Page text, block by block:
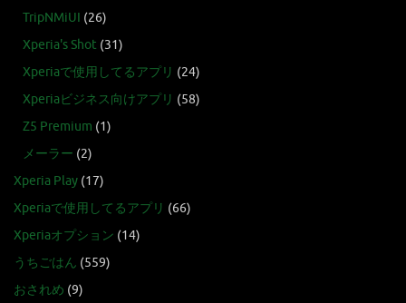
TripNMiUI (26)
Xperia's Shot (31)
Xperiaで使用してるアプリ (24)
Xperiaビジネス向けアプリ (58)
Z5 Premium (1)
メーラー (2)
Xperia Play (17)
Xperiaで使用してるアプリ (66)
Xperiaオプション (14)
うちごはん (559)
おされめ (9)